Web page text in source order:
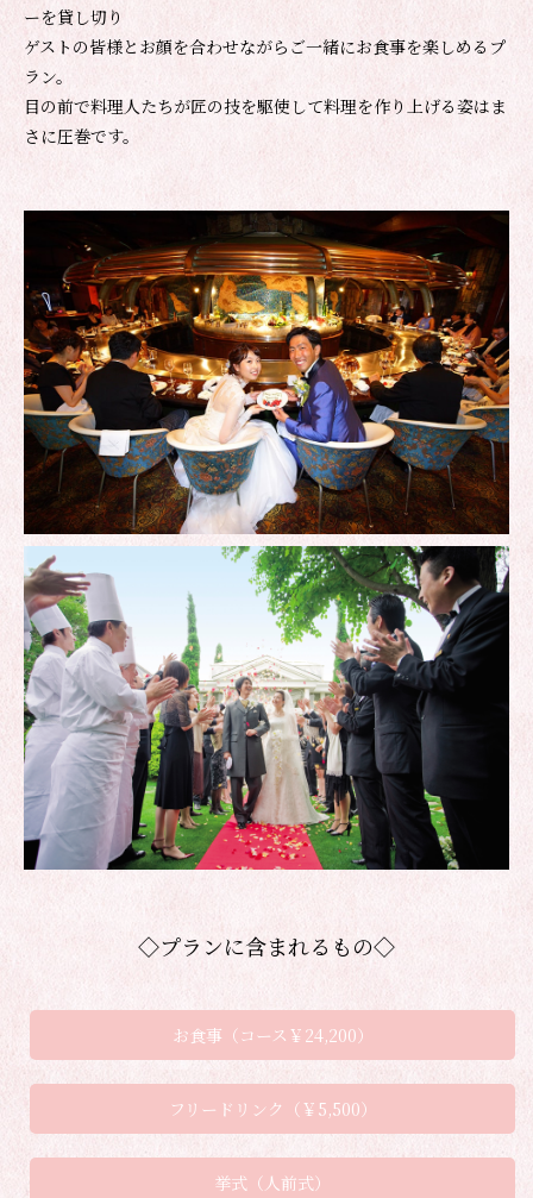
ーを貸し切り
ゲストの皆様とお顔を合わせながらご一緒にお食事を楽しめるプ
ラン。
目の前で料理人たちが匠の技を駆使して料理を作り上げる姿はま
さに圧巻です。
◇プランに含まれるもの◇
お食事（コース￥24,200）
フリードリンク（￥5,500）
挙式（人前式）